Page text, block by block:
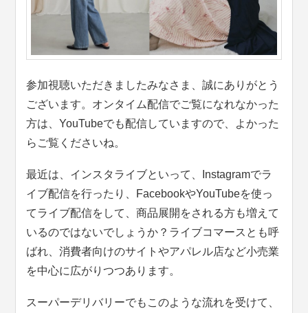
参加視聴いただきましたみなさま、誠にありがとう
ございます。オンタイム配信でご覧になれなかった
方は、YouTubeでも配信していますので、よかった
らご覧くださいね。
最近は、インスタライブといって、Instagramでラ
イブ配信を行ったり、FacebookやYouTubeを使っ
てライブ配信をして、商品展開をされる方も増えて
いるのではないでしょうか？ライブコマースとも呼
ばれ、消費者向けのサイトやアパレル店など小売業
を中心に広がりつつあります。
スーパーデリバリーでもこのような流れを受けて、